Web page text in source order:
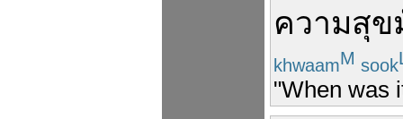
ความสุข
khwaamM sook
"When was